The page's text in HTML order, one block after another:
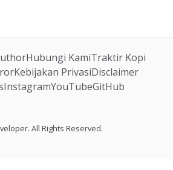
Hubungi KamiTraktir Kopi
Kebijakan PrivasiDisclaimer
InstagramYouTubeGitHub
All Rights Reserved.